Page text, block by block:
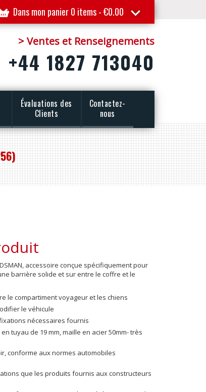
Dans mon panier 0 items -€0.00
> Ventes et Renseignements
+44 1827 713040
Évaluations des
Clients
Contactez-
nous
accessoire conçue spécifiquement pour
barrière solide et sur entre le coffre et le
le compartiment voyageur et les chiens
le véhicule
nécessaires fournis
tuyau de 19 mm, maille en acier 50mm- très
conforme aux normes automobiles
que les produits fournis aux constructeurs